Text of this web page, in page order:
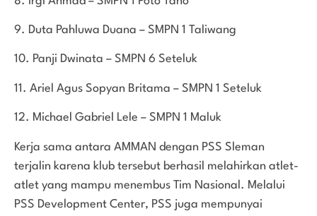
9. Duta Pahluwa Duana – SMPN 1 Taliwang
10. Panji Dwinata – SMPN 6 Seteluk
11. Ariel Agus Sopyan Britama – SMPN 1 Seteluk
12. Michael Gabriel Lele – SMPN 1 Maluk
Kerja sama antara AMMAN dengan PSS Sleman
terjalin karena klub tersebut berhasil melahirkan atlet-
atlet yang mampu menembus Tim Nasional. Melalui
PSS Development Center, PSS juga mempunyai